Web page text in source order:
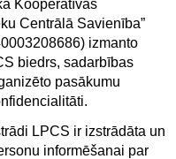
Kooperatīvās
Centrālā Savienība”
izmanto
biedrs, sadarbības
pasākumu
LPCS ir izstrādāta un
informēšanai par